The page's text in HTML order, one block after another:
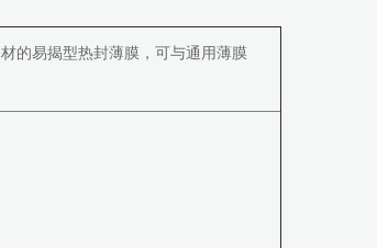
的易揭型热封薄膜，可与通用薄膜